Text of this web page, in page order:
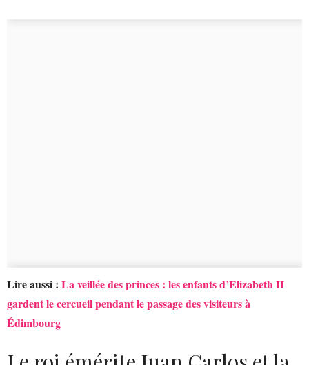
Lire aussi : La veillée des princes : les enfants d’Elizabeth II
gardent le cercueil pendant le passage des visiteurs à
Édimbourg